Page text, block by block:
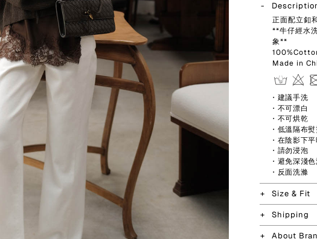
正面配立釦
**牛仔經水
象**
Made in
・建議手洗
・不可漂白
・不可烘乾
・低溫隔布熨
・在陰影下
・請勿浸泡
・避免深淺
・反面洗滌
Size & Fit
Shipping
About